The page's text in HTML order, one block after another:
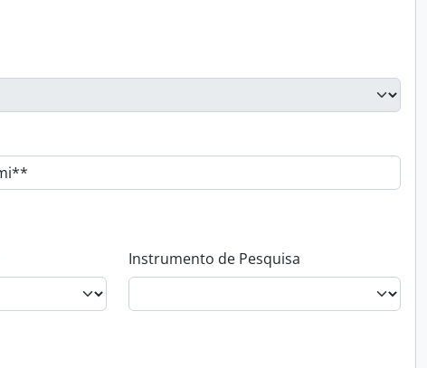
Instrumento de Pesquisa